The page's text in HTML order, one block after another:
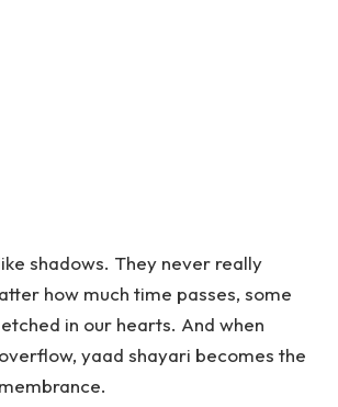
shadows. They never really
how much time passes, some
in our hearts. And when
yaad shayari becomes the